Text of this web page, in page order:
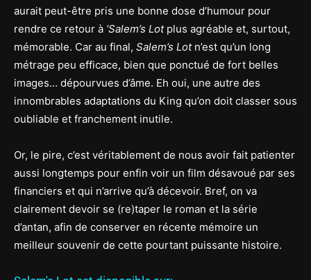
aurait peut-être pris une bonne dose d’humour pour
rendre ce retour à ‘Salem’s Lotplus agréable et, surtout,
mémorable. Car au final, Salem’s Lotn’est qu’un long
métrage peu efficace, bien que ponctué de fort belles
images… dépourvues d’âme. Eh oui, une autre des
innombrables adaptations du King qu’on doit classer sous
oubliable et franchement inutile.
Or, le pire, c’est véritablement de nous avoir fait patienter
aussi longtemps pour enfin voir un film désavoué par ses
financiers et qui n’arrive qu’à décevoir. Bref, on va
clairement devoir se (re)taper le roman et la série
d’antan, afin de conserver en récente mémoire un
meilleur souvenir de cette pourtant puissante histoire.